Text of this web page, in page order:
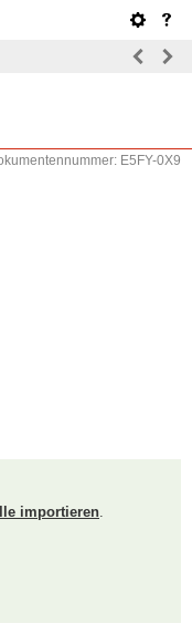
E5FY-0X9
importieren.